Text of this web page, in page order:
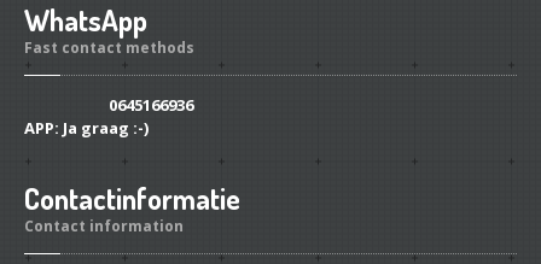
WhatsApp
Fast contact methods
0645166936
APP: Ja graag :-)
Contactinformatie
Contact information